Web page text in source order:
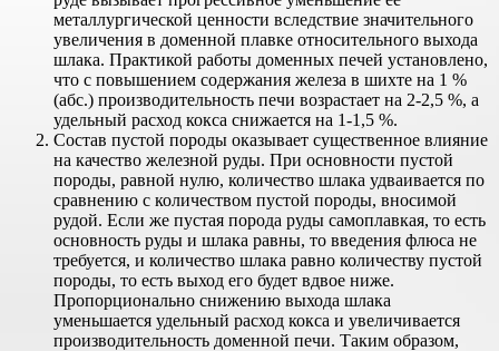
металлургической ценности вследствие значительного
увеличения в доменной плавке относительного выхода
шлака. Практикой работы доменных печей установлено,
что с повышением содержания железа в шихте на 1 %
(абс.) производительность печи возрастает на 2-2,5 %, а
удельный расход кокса снижается на 1-1,5 %.
Состав пустой породы оказывает существенное влияние
на качество железной руды. При основности пустой
породы, равной нулю, количество шлака удваивается по
сравнению с количеством пустой породы, вносимой
рудой. Если же пустая порода руды самоплавкая, то есть
основность руды и шлака равны, то введения флюса не
требуется, и количество шлака равно количеству пустой
породы, то есть выход его будет вдвое ниже.
Пропорционально снижению выхода шлака
уменьшается удельный расход кокса и увеличивается
производительность доменной печи. Таким образом,